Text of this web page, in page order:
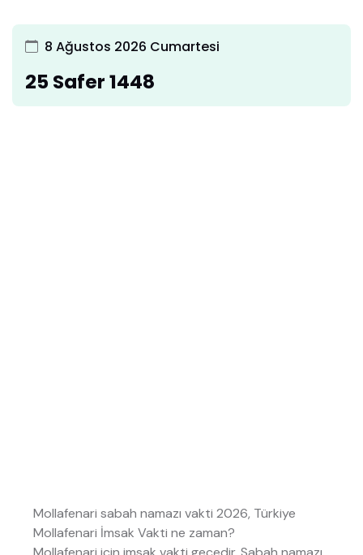
8 Ağustos 2026 Cumartesi
25 Safer 1448
Mollafenari sabah namazı vakti 2026, Türkiye
Mollafenari İmsak Vakti ne zaman?